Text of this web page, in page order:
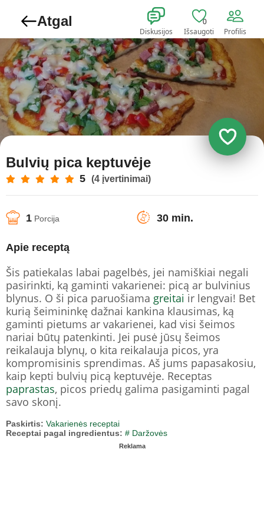
Atgal
Diskusijos
0
Išsaugoti Profilis
Bulvių pica keptuvėje
5 (4 įvertinimai)
1 Porcija 30 min.
Apie receptą
Šis patiekalas labai pagelbės, jei namiškiai negali
pasirinkti, ką gaminti vakarienei: picą ar bulvinius
blynus. O ši pica paruošiama greitai ir lengvai! Bet
kurią šeimininkę dažnai kankina klausimas, ką
gaminti pietums ar vakarienei, kad visi šeimos
nariai būtų patenkinti. Jei pusė jūsų šeimos
reikalauja blynų, o kita reikalauja picos, yra
kompromisinis sprendimas. Aš jums papasakosiu,
kaip kepti bulvių picą keptuvėje. Receptas
paprastas, picos priedų galima pasigaminti pagal
savo skonį.
Paskirtis: Vakarienės receptai
Receptai pagal ingredientus: # Daržovės
Reklama